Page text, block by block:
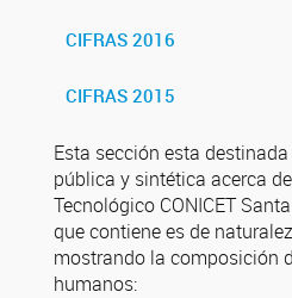
CIFRAS 2016
CIFRAS 2015
Esta sección esta
pública y sintética acerca
Tecnológico CONICET
que contiene es de
mostrando la composición
humanos: